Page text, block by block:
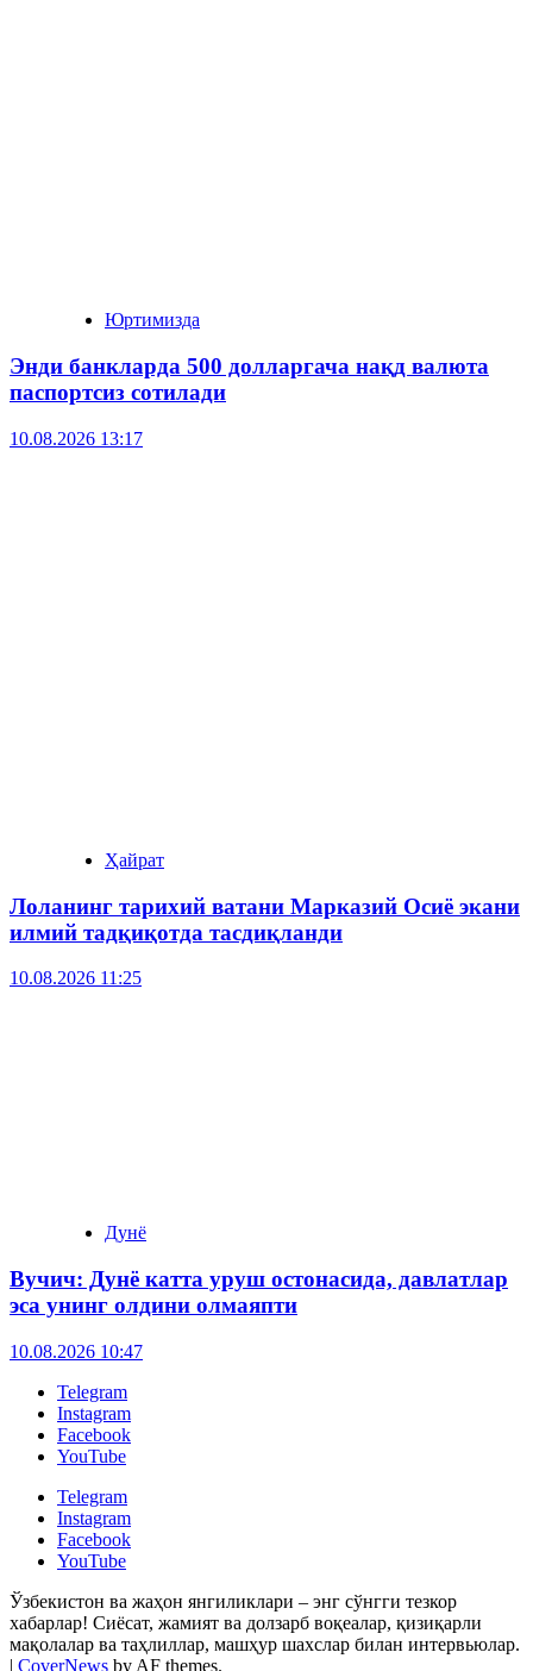
Юртимизда
Энди банкларда 500 долларгача нақд валюта
паспортсиз сотилади
10.08.2026 13:17
Ҳайрат
Лоланинг тарихий ватани Марказий Осиё экани
илмий тадқиқотда тасдиқланди
10.08.2026 11:25
Дунё
Вучич: Дунё катта уруш остонасида, давлатлар
эса унинг олдини олмаяпти
10.08.2026 10:47
Telegram
Instagram
Facebook
YouTube
Telegram
Instagram
Facebook
YouTube
Ўзбекистон ва жаҳон янгиликлари – энг сўнгги тезкор
хабарлар! Сиёсат, жамият ва долзарб воқеалар, қизиқарли
мақолалар ва таҳлиллар, машҳур шахслар билан интервьюлар.
| CoverNews by AF themes.